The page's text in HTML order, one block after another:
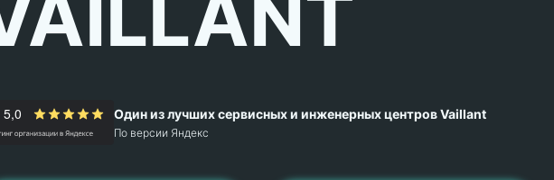
Один из лучших сервисных и инженерных центров Vaillant
По версии Яндекс